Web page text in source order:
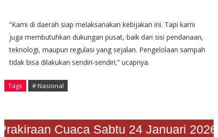
“Kami di daerah siap melaksanakan kebijakan ini. Tapi kami
juga membutuhkan dukungan pusat, baik dari sisi pendanaan,
teknologi, maupun regulasi yang sejalan. Pengelolaan sampah
tidak bisa dilakukan sendiri-sendiri,” ucapnya.
Tags # Nasional
Cuaca Sabtu 24 Januari 2026"